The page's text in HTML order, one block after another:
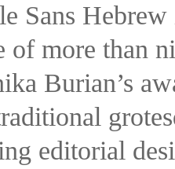
Sans
of more than
Burian’s
editorial